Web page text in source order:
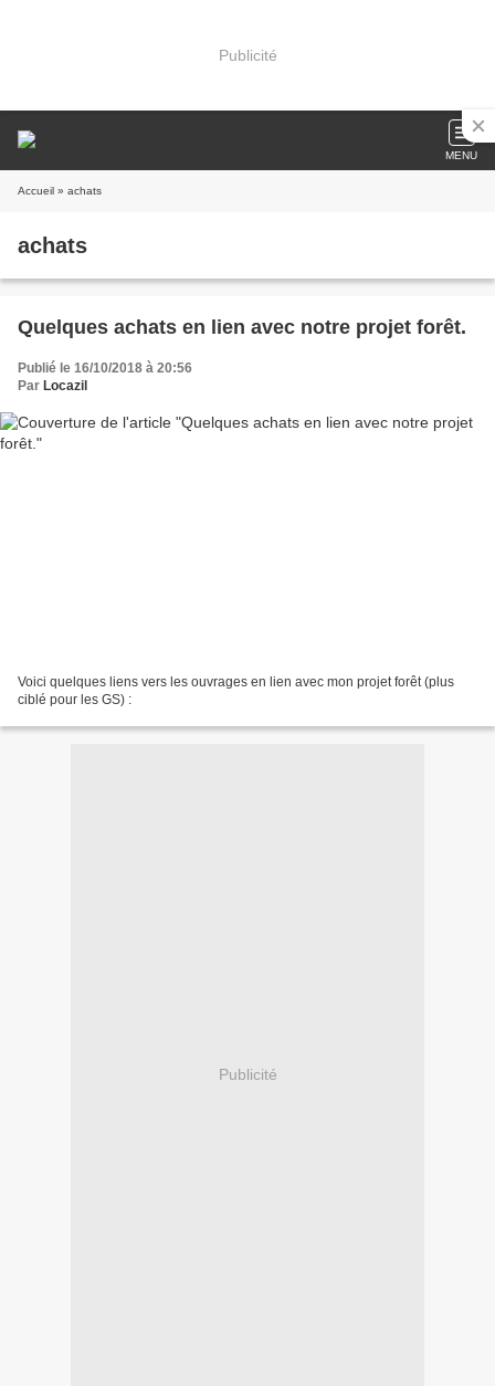
Publicité
MENU
Accueil » achats
achats
Quelques achats en lien avec notre projet forêt.
Publié le 16/10/2018 à 20:56
Par Locazil
Voici quelques liens vers les ouvrages en lien avec mon projet forêt (plus
ciblé pour les GS) :
Publicité